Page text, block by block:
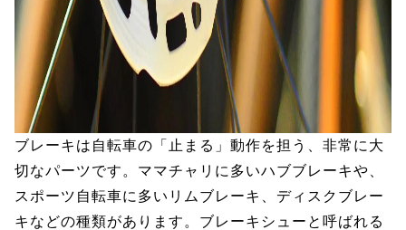
ブレーキは自転車の「止まる」動作を担う、非常に大
切なパーツです。ママチャリに多いハブブレーキや、
スポーツ自転車に多いリムブレーキ、ディスクブレー
キなどの種類があります。ブレーキシューと呼ばれる